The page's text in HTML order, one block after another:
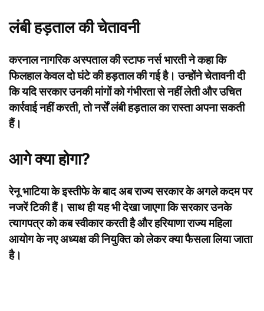
लंबी हड़ताल की चेतावनी
करनाल नागरिक अस्पताल की स्टाफ नर्स भारती ने कहा कि
फिलहाल केवल दो घंटे की हड़ताल की गई है। उन्होंने चेतावनी दी
कि यदि सरकार उनकी मांगों को गंभीरता से नहीं लेती और उचित
कार्रवाई नहीं करती, तो नर्सें लंबी हड़ताल का रास्ता अपना सकती
हैं।
आगे क्या होगा?
रेनू भाटिया के इस्तीफे के बाद अब राज्य सरकार के अगले कदम पर
नजरें टिकी हैं। साथ ही यह भी देखा जाएगा कि सरकार उनके
त्यागपत्र को कब स्वीकार करती है और हरियाणा राज्य महिला
आयोग के नए अध्यक्ष की नियुक्ति को लेकर क्या फैसला लिया जाता
है।